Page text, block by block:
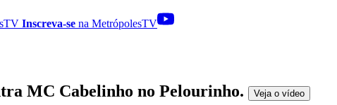
Inscreva-se na MetrópolesTV
MC Cabelinho no Pelourinho. Veja o vídeo